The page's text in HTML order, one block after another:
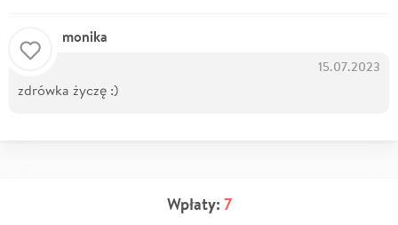
monika
15.07.2023
zdrówka życzę :)
Wpłaty: 7